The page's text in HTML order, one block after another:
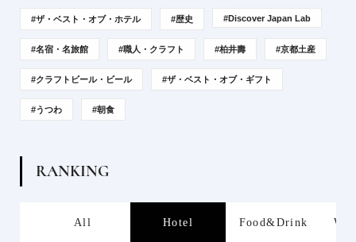
#ザ・ベスト・オブ・ホテル #歴史 #Discover Japan Lab
#名宿・名旅館 #職人・クラフト #柏井壽 #京都土産
#クラフトビール・ビール #ザ・ベスト・オブ・ギフト
#うつわ #朝食
RANKING
All Hotel Food&Drink